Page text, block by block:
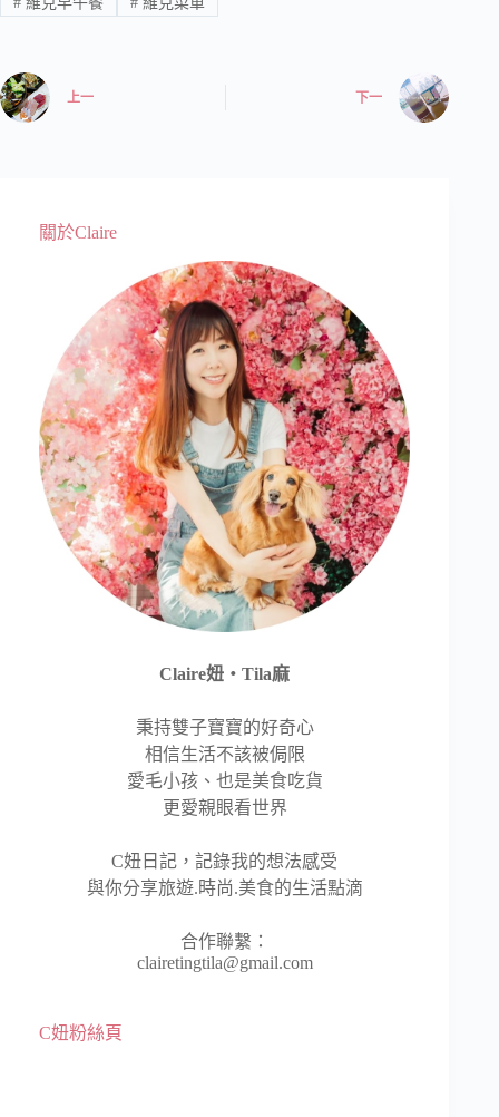
上一 下一
關於Claire
Claire妞‧Tila麻
秉持雙子寶寶的好奇心
相信生活不該被侷限
愛毛小孩、也是美食吃貨
更愛親眼看世界
C妞日記，記錄我的想法感受
與你分享旅遊.時尚.美食的生活點滴
合作聯繫：
clairetingtila@gmail.com
C妞粉絲頁